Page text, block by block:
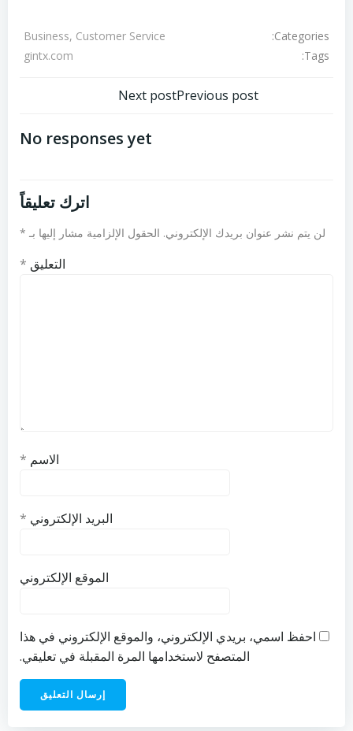
Categories:
Business, Customer Service
Tags:
gintx.com
Previous postتصفّح
المقالات
Next post
No responses yet
اترك تعليقاً
لن يتم نشر عنوان بريدك الإلكتروني. الحقول الإلزامية مشار إليها بـ *
التعليق *
الاسم *
البريد الإلكتروني *
الموقع الإلكتروني
احفظ اسمي، بريدي الإلكتروني، والموقع الإلكتروني في هذا
المتصفح لاستخدامها المرة المقبلة في تعليقي.